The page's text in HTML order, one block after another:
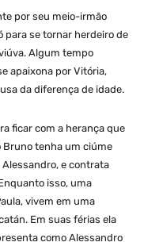
por seu meio-irmão
para se tornar herdeiro de
Algum tempo
apaixona por Vitória,
da diferença de idade.
ficar com a herança que
Bruno tenha um ciúme
e contrata
isso, uma
vivem em uma
Em suas férias ela
como Alessandro